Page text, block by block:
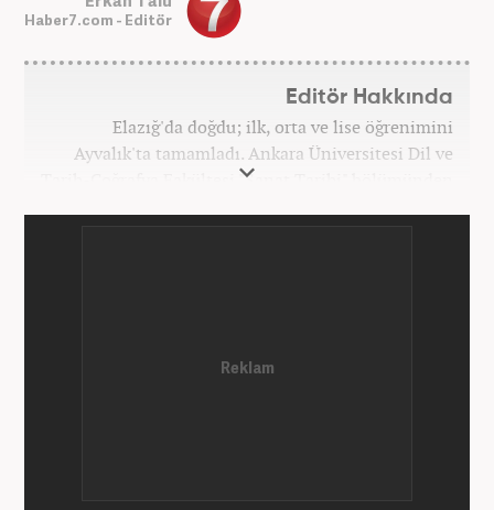
Haber7.com - Editör
Editör Hakkında
Elazığ'da doğdu; ilk, orta ve lise öğrenimini
Ayvalık'ta tamamladı. Ankara Üniversitesi Dil ve
Tarih-Coğrafya Fakültesi "Sanat Tarihi" bölümünden